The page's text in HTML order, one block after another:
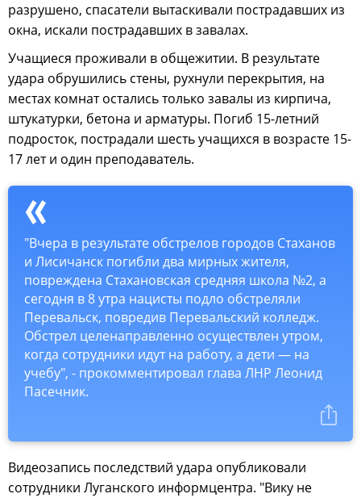
разрушено, спасатели вытаскивали пострадавших из
окна, искали пострадавших в завалах.
Учащиеся проживали в общежитии. В результате
удара обрушились стены, рухнули перекрытия, на
местах комнат остались только завалы из кирпича,
штукатурки, бетона и арматуры. Погиб 15-летний
подросток, пострадали шесть учащихся в возрасте 15-
17 лет и один преподаватель.
"Вчера в результате обстрелов городов Стаханов
и Лисичанск погибли два мирных жителя,
повреждена Стахановская средняя школа №2, а
сегодня в 8 утра нацисты подло обстреляли
Перевальск, повредив Перевальский колледж.
Обстрел целенаправленно осуществлен утром,
когда сотрудники идут на работу, а дети — на
учебу", - прокомментировал глава ЛНР Леонид
Пасечник.
Видеозапись последствий удара опубликовали
сотрудники Луганского информцентра. "Вику не